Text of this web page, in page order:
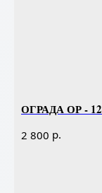
ОГРАДА ОР - 12
2 800 р.